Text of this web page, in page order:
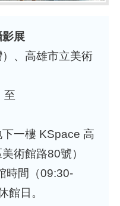
影展
、高雄市立美術
至
一樓 KSpace 高
術館路80號）
時間（09:30-
館日。